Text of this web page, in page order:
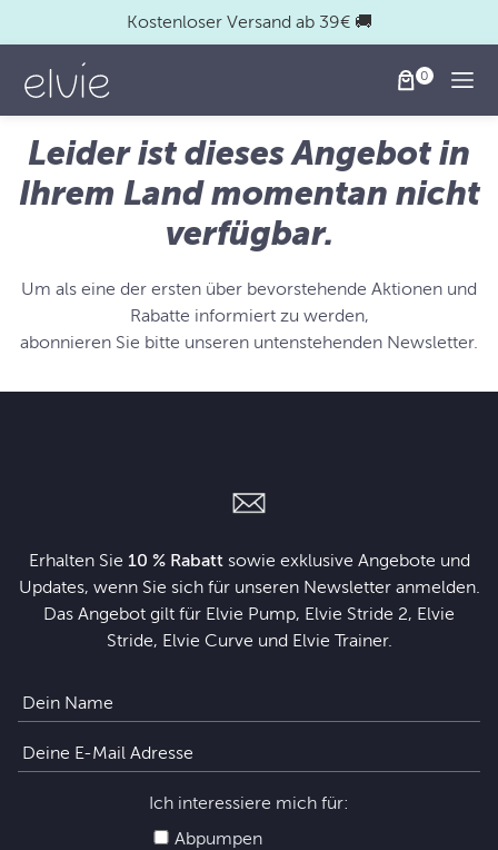
Kostenloser Versand ab 39€ 🚚
Leider ist dieses Angebot in
Ihrem Land momentan nicht
verfügbar.
Um als eine der ersten über bevorstehende Aktionen und
Rabatte informiert zu werden,
abonnieren Sie bitte unseren untenstehenden Newsletter.
Erhalten Sie 10 % Rabattsowie exklusive Angebote und
Updates, wenn Sie sich für unseren Newsletter anmelden.
Das Angebot gilt für Elvie Pump, Elvie Stride 2, Elvie
Stride, Elvie Curve und Elvie Trainer.
Ich interessiere mich für:
Abpumpen